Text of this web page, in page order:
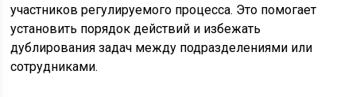
участников регулируемого процесса. Это помогает
установить порядок действий и избежать
дублирования задач между подразделениями или
сотрудниками.